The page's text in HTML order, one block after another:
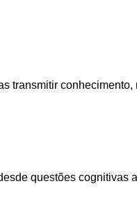
transmitir conhecimento,
questões cognitivas